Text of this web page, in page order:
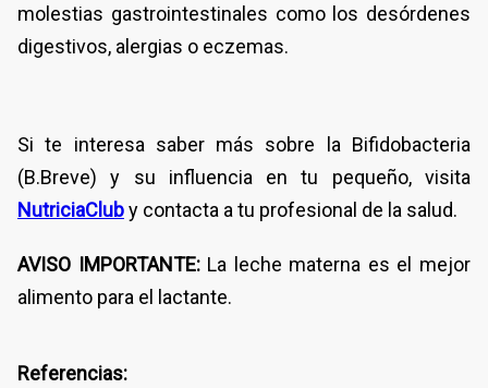
molestias gastrointestinales como los desórdenes
digestivos, alergias o eczemas.
Si te interesa saber más sobre la Bifidobacteria
(B.Breve) y su influencia en tu pequeño, visita
NutriciaCluby contacta a tu profesional de la salud.
AVISO IMPORTANTE:La leche materna es el mejor
alimento para el lactante.
Referencias: